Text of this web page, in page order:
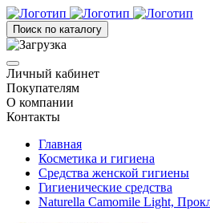
Поиск по каталогу
Личный кабинет
Покупателям
О компании
Контакты
Главная
Косметика и гигиена
Средства женской гигиены
Гигиенические средства
Naturella Camomile Light,